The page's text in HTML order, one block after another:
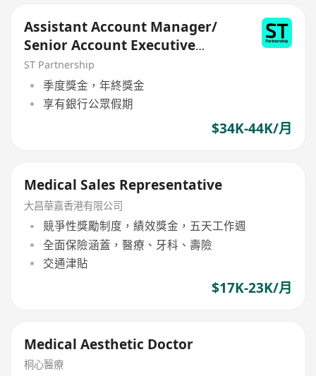
Assistant Account Manager/
Senior Account Executive
(Medical Devices)
ST Partnership
季度獎金，年終獎金
享有銀行公眾假期
$34K-44K/月
Medical Sales Representative
大昌華嘉香港有限公司
競爭性獎勵制度，績效獎金，五天工作週
全面保險涵蓋，醫療、牙科、壽險
交通津貼
$17K-23K/月
Medical Aesthetic Doctor
桐心醫療